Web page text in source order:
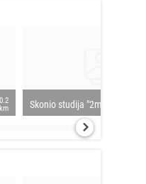
km
Skonio studija "2meniu"